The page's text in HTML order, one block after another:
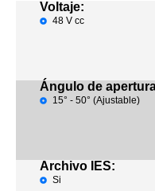
Voltaje:
48 V cc
Ángulo de
15° - 50° (Ajustable)
Archivo IES:
Si